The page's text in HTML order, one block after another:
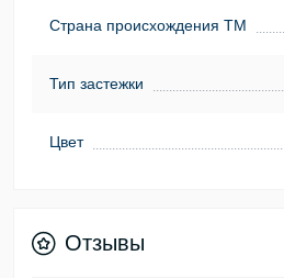
Страна происхождения ТМ
Тип застежки
Цвет
Отзывы